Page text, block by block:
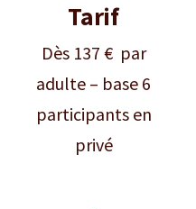
Tarif
Dès 137 € par
adulte – base 6
participants en
privé